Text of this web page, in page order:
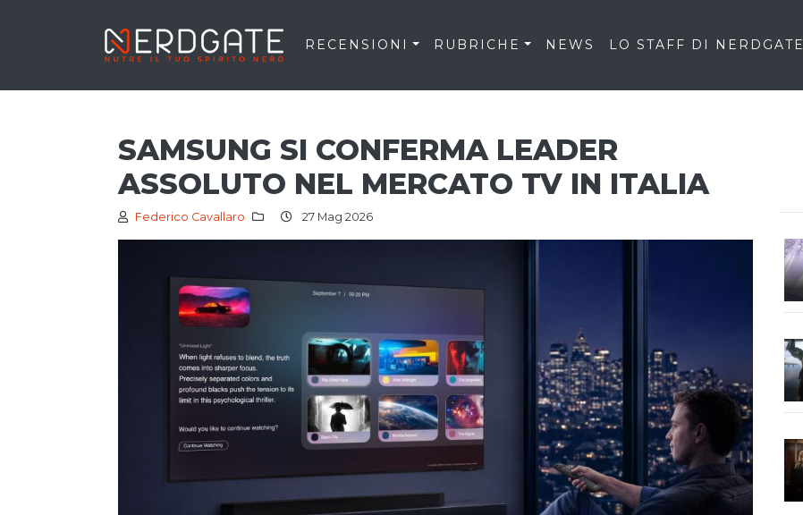
RECENSIONI RUBRICHE NEWS LO STAFF DI NERDGATE
SAMSUNG SI CONFERMA LEADER
ASSOLUTO NEL MERCATO TV IN ITALIA
Federico Cavallaro 27 Mag 2026